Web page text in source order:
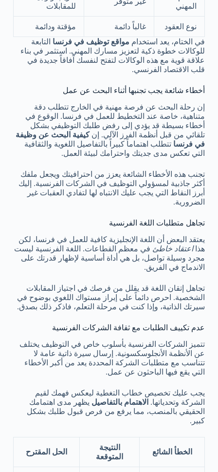
المهني
للمقابلات
نوع العقود غالباً دائمة
مؤقتة ودائمة
في الختام، يعد استخدام مواقع توظيف في فرنسا التابعة
للوكالات خطوة ذكية لتعزيز مسارك المهني. استثمر في بناء
علاقة قوية مع هذه الوكالات لتفتح لنفسك آفاقاً جديدة في
قلب الاقتصاد الفرنسي.
أخطاء شائعة يجب تجنبها أثناء البحث عن عمل
إن رحلة البحث عن فرصة مهنية في الخارج تتطلب دقة
متناهية، خاصة عند التخطيط للعمل في فرنسا. الوقوع في
أخطاء بسيطة قد يؤدي إلى رفض طلبك التوظيفي بشكل
تلقائي من قبل أنظمة الفرز الآلي. إنكيفية البحث عن وظيفة
في فرنسا تتطلب اهتماماً كبيراً بالتفاصيل اللغوية والثقافية
التي تعكس مدى جديتك واحترامك لبيئة العمل.
تجنب هذه الأخطاء الشائعة يعزز من احترافيتك ويجعل ملفك
أكثر جاذبية لمسؤولي التوظيف في الشركات الفرنسية. إليك
أبرز النقاط التي يجب عليك الانتباه لها لتفادي العقبات غير
الضرورية.
تجاهل متطلبات اللغة الفرنسية
يعتقد البعض أن اللغة الإنجليزية كافية للعمل في فرنسا، لكن
هذااعتقاد خاطئ في معظم القطاعات. اللغة الفرنسية ليست
مجرد وسيلة تواصل، بل هي أداة أساسية لإظهار قدرتك على
الاندماج في الفريق.
تجاهل إتقان اللغة قد يقلل من فرصك في اجتياز المقابلات
الشخصية. احرص دائماً على إبراز مستواك اللغوي بوضوح في
سيرتك الذاتية، وإذا كنت في مرحلة التعلم، فاذكر ذلك بصدق.
عدم تكييف الطلبات مع ثقافة الشركات الفرنسية
تتميز الشركات الفرنسية بأسلوب خاص في التوظيف يختلف
عن الأنظمة الأنجلوسكسونية. إرسال سيرة ذاتية عامة لا
تتناسب مع متطلبات الشركة المحددة يعد من أكبر الأخطاء
التي يقع فيها الباحثون عن عمل.
يجب عليك تخصيص خطاب التغطية ليعكس فهمك لقيم
الشركة وتحدياتها. الاهتمام بالتفاصيل يظهر مدى اهتمامك
الحقيقي بالمنصب، مما يرفع من فرص قبول طلبك بشكل
كبير.
الخطأ الشائع
النتيجة
المتوقعة
الحل المقترح